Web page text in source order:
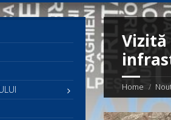
Home